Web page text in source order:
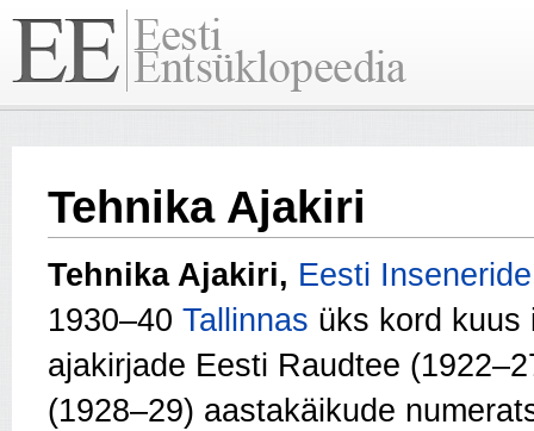
Tehnika Ajakiri
Tehnika Ajakiri, Eesti
1930–40 Tallinnas üks kord kuus
ajakirjade Eesti Raudtee
(1928–29) aastakäikude